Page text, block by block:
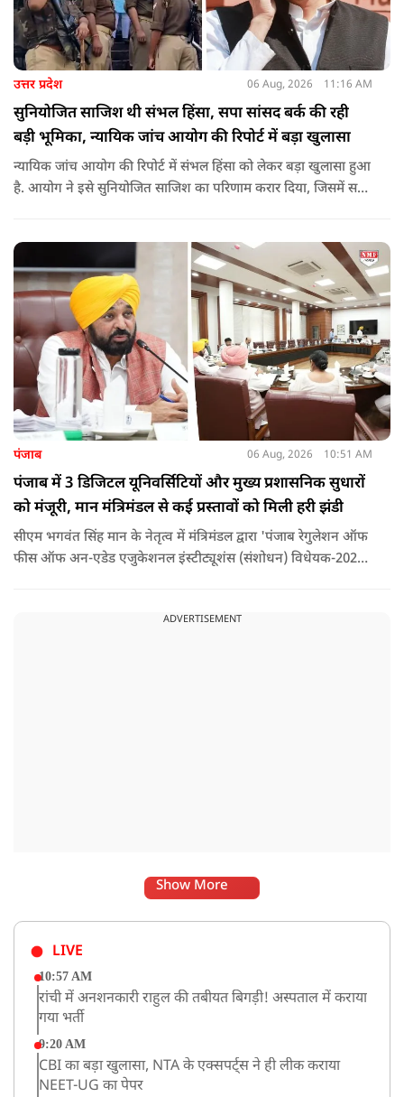
उत्तर प्रदेश 06 Aug, 2026 11:16 AM
सुनियोजित साजिश थी संभल हिंसा, सपा सांसद बर्क की रही
बड़ी भूमिका, न्यायिक जांच आयोग की रिपोर्ट में बड़ा खुलासा
न्यायिक जांच आयोग की रिपोर्ट में संभल हिंसा को लेकर बड़ा खुलासा हुआ
है. आयोग ने इसे सुनियोजित साजिश का परिणाम करार दिया, जिसमें सपा
पंजाब 06 Aug, 2026 10:51 AM
पंजाब में 3 डिजिटल यूनिवर्सिटियों और मुख्य प्रशासनिक सुधारों
को मंजूरी, मान मंत्रिमंडल से कई प्रस्तावों को मिली हरी झंडी
सीएम भगवंत सिंह मान के नेतृत्व में मंत्रिमंडल द्वारा 'पंजाब रेगुलेशन ऑफ
फीस ऑफ अन-एडेड एजुकेशनल इंस्टीट्यूशंस (संशोधन) विधेयक-2026'
अन्य प्रस्तावों को भी मंजूरी दी गई है.ADVERTISEMENT
Show More
LIVE
10:57 AM
रांची में अनशनकारी राहुल की तबीयत बिगड़ी! अस्पताल में कराया
गया भर्ती
9:20 AM
CBI का बड़ा खुलासा, NTA के एक्सपर्ट्स ने ही लीक कराया
NEET-UG का पेपर